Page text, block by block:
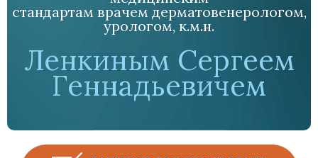
стандартам врачем дерматовенерологом,
урологом, к.м.н.
Ленкиным Сергеем
Геннадьевичем